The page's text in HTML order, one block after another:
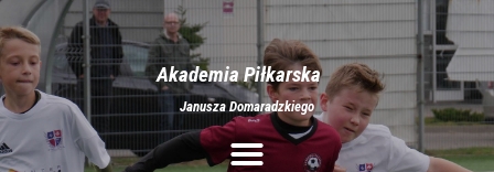
Akademia Piłkarska
Janusza Domaradzkiego
Aktualności